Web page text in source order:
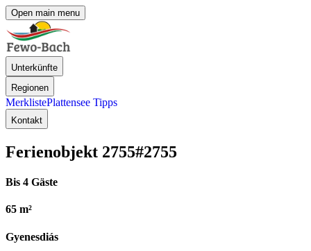
Open main menu
Unterkünfte
Regionen
MerklistePlattensee Tipps
Kontakt
Ferienobjekt 2755#2755
Bis 4 Gäste
65 m²
Gyenesdiás